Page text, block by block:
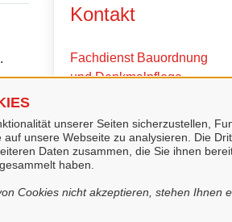
unserer Seiten sicherzustellen,
unsere Webseite zu analysieren. Die
Daten zusammen, die Sie ihnen
haben.
Cookies nicht akzeptieren, stehen Ihnen
Kontakt
Fachdienst Bauordnung
und Denkmalpflege
Kontaktpersonen
Fachdienstleiter